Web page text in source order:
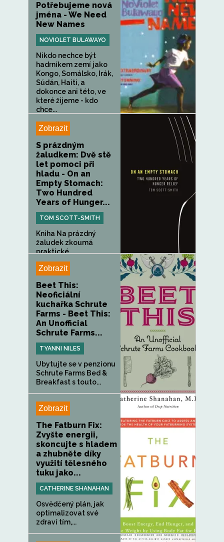
Potřebujeme nová
jména - We Need
New Names
NOVIOLET BULAWAYO
Nikdo nechce být
hadrníkem zemí jako
Kongo, Somálsko, Irák,
Súdán, Haiti, a
dokonce ani této, ve
které žijeme - kdo
chce...
Zobrazit
S prázdným
žaludkem: Dvě stě
let pomoci při
hladu - On an
Empty Stomach:
Two Hundred
Years of Hunger...
TOM SCOTT-SMITH
Kniha Na prázdný
žaludek zkoumá
praktické...
Zobrazit
Beet This:
Neoficiální
kuchařka Schrute
Farms - Beet This:
An Unofficial
Schrute Farms...
TYANNI NILES
Ubytujte se v penzionu
Schrute Farms Bed &
Breakfast s touto...
Zobrazit
The Fatburn Fix:
Zvyšte energii,
skoncujte s hladem
a zhubněte díky
využití tělesného
tuku jako...
CATHERINE SHANAHAN
Osvědčený plán, jak
optimalizovat své
zdraví tím,...